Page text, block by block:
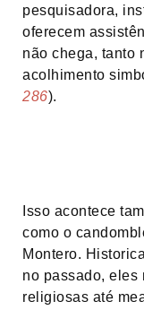
pesquisadora,
oferecem
não chega, tanto
acolhimento
286).
Isso acontece
como o
Montero.
no passado, eles
religiosas até